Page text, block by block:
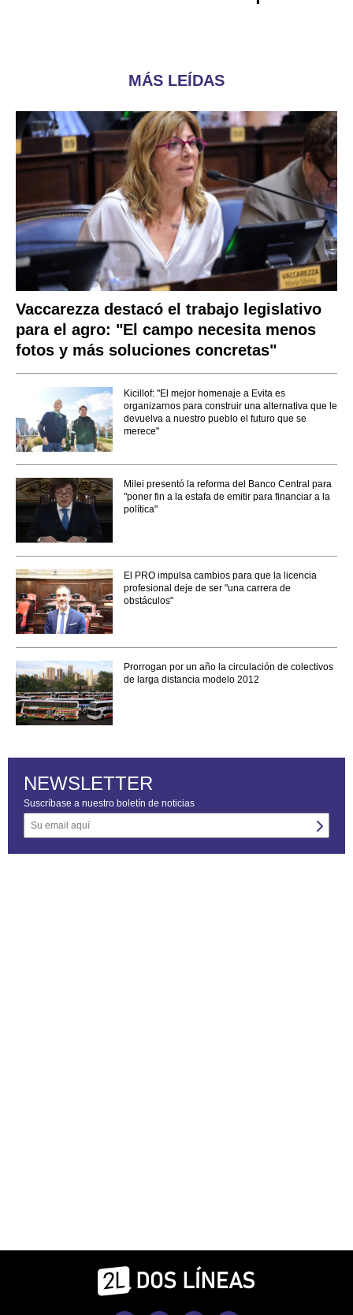
MÁS LEÍDAS
Vaccarezza destacó el trabajo legislativo
para el agro: "El campo necesita menos
fotos y más soluciones concretas"
Kicillof: "El mejor homenaje a Evita es
organizarnos para construir una alternativa que le
devuelva a nuestro pueblo el futuro que se
merece"
Milei presentó la reforma del Banco Central para
"poner fin a la estafa de emitir para financiar a la
política"
El PRO impulsa cambios para que la licencia
profesional deje de ser "una carrera de
obstáculos"
Prorrogan por un año la circulación de colectivos
de larga distancia modelo 2012
NEWSLETTER
Suscríbase a nuestro boletín de noticias